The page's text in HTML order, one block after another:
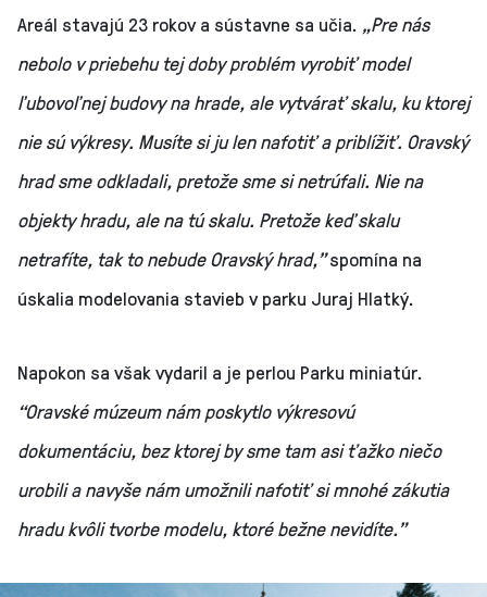
Areál stavajú 23 rokov a sústavne sa učia. „Pre nás
nebolo v priebehu tej doby problém vyrobiť model
ľubovoľnej budovy na hrade, ale vytvárať skalu, ku ktorej
nie sú výkresy. Musíte si ju len nafotiť a priblížiť. Oravský
hrad sme odkladali, pretože sme si netrúfali. Nie na
objekty hradu, ale na tú skalu. Pretože keď skalu
netrafíte, tak to nebude Oravský hrad,”spomína na
úskalia modelovania stavieb v parku Juraj Hlatký.
Napokon sa však vydaril a je perlou Parku miniatúr.
“Oravské múzeum nám poskytlo výkresovú
dokumentáciu, bez ktorej by sme tam asi ťažko niečo
urobili a navyše nám umožnili nafotiť si mnohé zákutia
hradu kvôli tvorbe modelu, ktoré bežne nevidíte.”